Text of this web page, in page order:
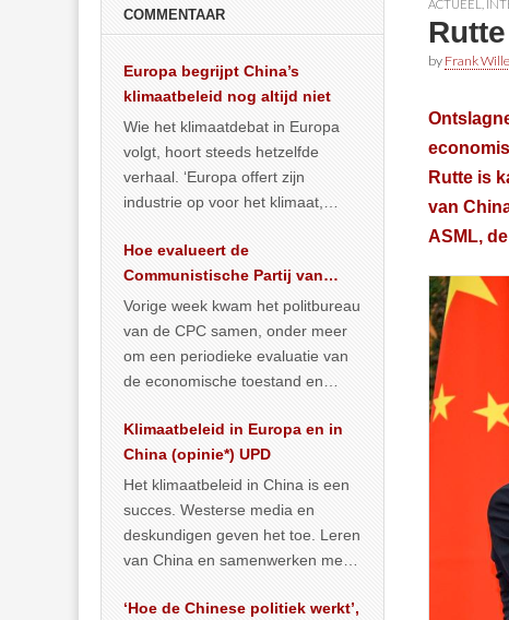
ACTUEEL
by Frank
Rutte is
van
ASML,
COMMENTAAR
Europa begrijpt China’s
klimaatbeleid nog altijd niet
Wie het klimaatdebat in Europa
volgt, hoort steeds hetzelfde
verhaal. ‘Europa offert zijn
industrie op voor het klimaat,
vergroening… >> lees meer
Hoe evalueert de
Communistische Partij van
China de economische
situatie?
Vorige week kwam het politbureau
van de CPC samen, onder meer
om een periodieke evaluatie van
de economische toestand en
publiceerden… >> lees meer
Klimaatbeleid in Europa en in
China (opinie*) UPD
Het klimaatbeleid in China is een
succes. Westerse media en
deskundigen geven het toe. Leren
van China en samenwerken met
… >> lees meer
‘Hoe de Chinese politiek werkt’,